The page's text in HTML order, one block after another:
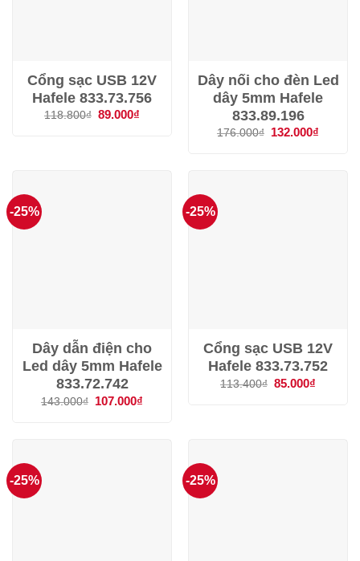
Cổng sạc USB 12V
Hafele 833.73.756
118.800₫ Giá
89.000₫
Dây nối cho đèn Led
dây 5mm Hafele
833.89.196
176.000₫
Giá
132.000₫
-25%
Dây dẫn điện cho
Led dây 5mm Hafele
833.72.742
143.000₫
Giá
107.000₫
107.000₫.
-25%
Cổng sạc USB 12V
Hafele 833.73.752
113.400₫ Giá
85.000₫
-25% -25%